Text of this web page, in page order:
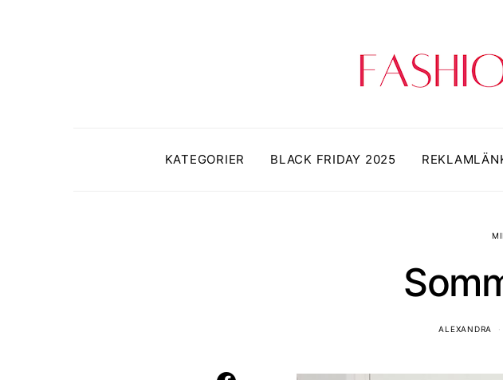
KATEGORIER BLACK FRIDAY 2025
ALEXANDRA